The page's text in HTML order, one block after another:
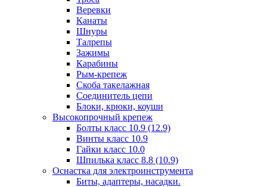
Веревки
Канаты
Шнуры
Талрепы
Зажимы
Карабины
Рым-крепеж
Скоба такелажная
Соединитель цепи
Блоки, крюки, коуши
Высокопрочный крепеж
Болты класс 10.9 (12.9)
Винты класс 10.9
Гайки класс 10.0
Шпилька класс 8.8 (10.9)
Оснастка для электроинструмента
Биты, адаптеры, насадки.